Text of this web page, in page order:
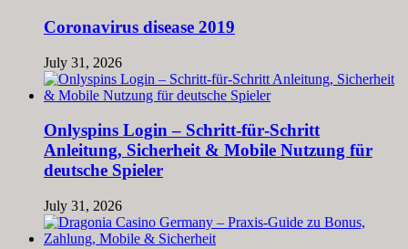
Coronavirus disease 2019
July 31, 2026
Onlyspins Login – Schritt‑für‑Schritt
Anleitung, Sicherheit & Mobile Nutzung für
deutsche Spieler
July 31, 2026